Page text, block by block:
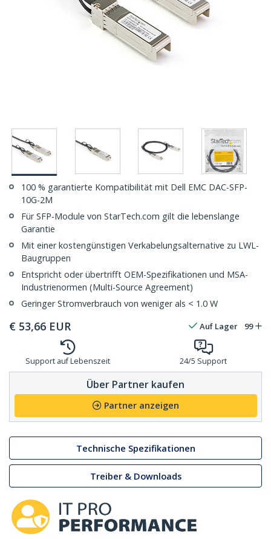
100 % garantierte Kompatibilität mit Dell EMC DAC-SFP-
10G-2M
Für SFP-Module von StarTech.com gilt die lebenslange
Garantie
Mit einer kostengünstigen Verkabelungsalternative zu LWL-
Baugruppen
Entspricht oder übertrifft OEM-Spezifikationen und MSA-
Industrienormen (Multi-Source Agreement)
Geringer Stromverbrauch von weniger als < 1.0 W
€ 53,66 EUR Auf Lager 99
Support auf Lebenszeit 24/5 Support
Über Partner kaufen
Partner anzeigen
Technische Spezifikationen
Treiber & Downloads